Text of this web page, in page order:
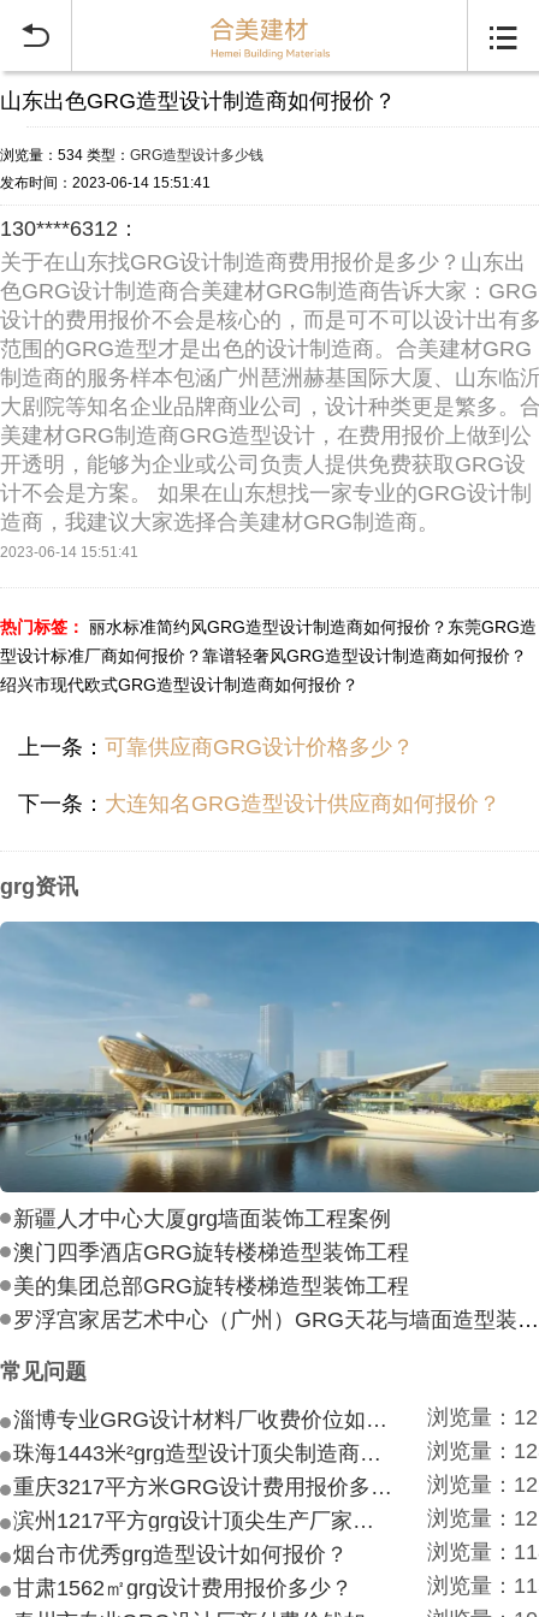
 
山东出色GRG造型设计制造商如何报价？
浏览量：534 类型： GRG造型设计多少钱
发布时间：2023-06-14 15:51:41
130****6312：
关于在山东找GRG设计制造商费用报价是多少？山东出
色GRG设计制造商合美建材GRG制造商告诉大家：GRG
设计的费用报价不会是核心的，而是可不可以设计出有
范围的GRG造型才是出色的设计制造商。合美建材GRG
制造商的服务样本包涵广州琶洲赫基国际大厦、山东临
大剧院等知名企业品牌商业公司，设计种类更是繁多。
美建材GRG制造商GRG造型设计，在费用报价上做到公
开透明，能够为企业或公司负责人提供免费获取GRG设
计不会是方案。 如果在山东想找一家专业的GRG设计制
造商，我建议大家选择合美建材GRG制造商。
2023-06-14 15:51:41
热门标签： 丽水标准简约风GRG造型设计制造商如何报价？ 东莞GRG造
型设计标准厂商如何报价？靠谱轻奢风GRG造型设计制造商如何报价？
绍兴市现代欧式GRG造型设计制造商如何报价？
上一条： 可靠供应商GRG设计价格多少？
下一条： 大连知名GRG造型设计供应商如何报价？
grg资讯
新疆人才中心大厦grg墙面装饰工程案例
澳门四季酒店GRG旋转楼梯造型装饰工程
美的集团总部GRG旋转楼梯造型装饰工程
罗浮宫家居艺术中心（广州）GRG天花与墙面造型装饰工程
常见问题
淄博专业GRG设计材料厂收费价位如何？
浏览量：
珠海1443米²grg造型设计顶尖制造商付费付费多少？
浏览量：
重庆3217平方米GRG设计费用报价多少？
浏览量：
滨州1217平方grg设计顶尖生产厂家价目如何？
浏览量：
烟台市优秀grg造型设计如何报价？
浏览量：
甘肃1562㎡grg设计费用报价多少？
浏览量：